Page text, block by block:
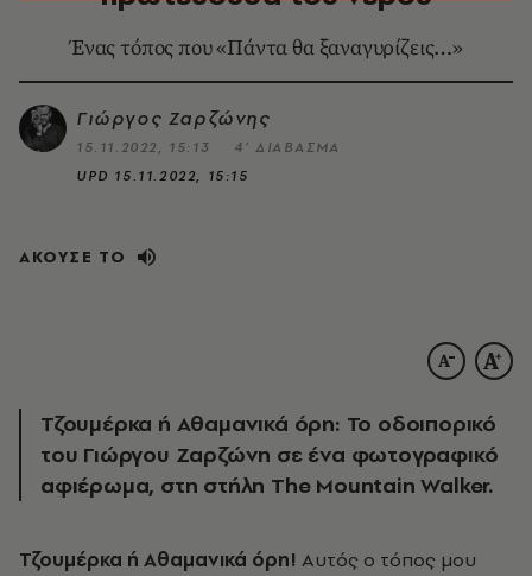
Ένας τόπος που «Πάντα θα ξαναγυρίζεις…»
Γιώργος Ζαρζώνης
15.11.2022, 15:13
4’ ΔΙΑΒΑΣΜΑ
UPD 15.11.2022, 15:15
ΑΚΟΥΣΕ ΤΟ
Τζουμέρκα ή Αθαμανικά όρη: Το οδοιπορικό
του Γιώργου Ζαρζώνη σε ένα φωτογραφικό
αφιέρωμα, στη στήλη The Mountain Walker.
Τζουμέρκα ή Αθαμανικά όρη! Αυτός ο τόπος μου